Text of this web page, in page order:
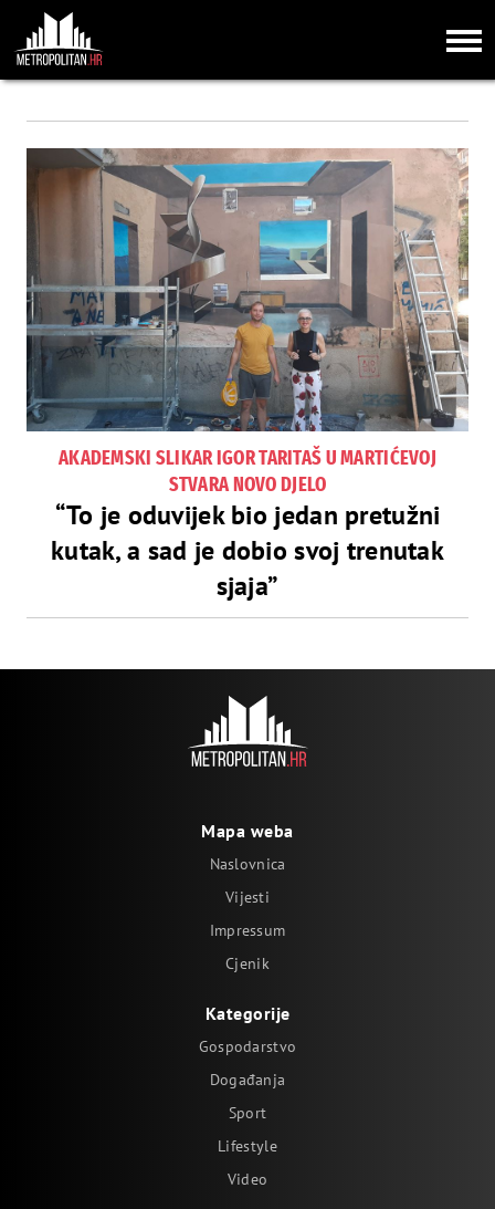
AKADEMSKI SLIKAR IGOR TARITAŠ U MARTIĆEVOJ
STVARA NOVO DJELO
“To je oduvijek bio jedan pretužni
kutak, a sad je dobio svoj trenutak
sjaja”
Mapa weba
Naslovnica
Vijesti
Impressum
Cjenik
Kategorije
Gospodarstvo
Događanja
Sport
Lifestyle
Video